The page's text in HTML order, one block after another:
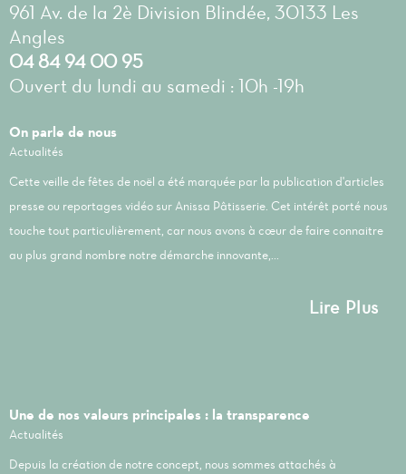
961 Av. de la 2è Division Blindée, 30133 Les
Angles
04 84 94 00 95
Ouvert du lundi au samedi : 10h -19h
On parle de nous
Actualités
Cette veille de fêtes de noël a été marquée par la publication d'articles
presse ou reportages vidéo sur Anissa Pâtisserie. Cet intérêt porté nous
touche tout particulièrement, car nous avons à cœur de faire connaitre
au plus grand nombre notre démarche innovante,...
Lire Plus
Une de nos valeurs principales : la transparence
Actualités
Depuis la création de notre concept, nous sommes attachés à